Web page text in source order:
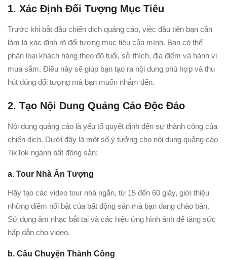
1. Xác Định Đối Tượng Mục Tiêu
Trước khi bắt đầu chiến dịch quảng cáo, việc đầu tiên bạn cần
làm là xác định rõ đối tượng mục tiêu của mình. Bạn có thể
phân loại khách hàng theo độ tuổi, sở thích, địa điểm và hành vi
mua sắm. Điều này sẽ giúp bạn tạo ra nội dung phù hợp và thu
hút đúng đối tượng mà bạn muốn nhắm đến.
2. Tạo Nội Dung Quảng Cáo Độc Đáo
Nội dung quảng cáo là yếu tố quyết định đến sự thành công của
chiến dịch. Dưới đây là một số ý tưởng cho nội dung quảng cáo
TikTok ngành bất động sản:
a. Tour Nhà Ấn Tượng
Hãy tạo các video tour nhà ngắn, từ 15 đến 60 giây, giới thiệu
những điểm nổi bật của bất động sản mà bạn đang chào bán.
Sử dụng âm nhạc bắt tai và các hiệu ứng hình ảnh để tăng sức
hấp dẫn cho video.
b. Câu Chuyện Thành Công